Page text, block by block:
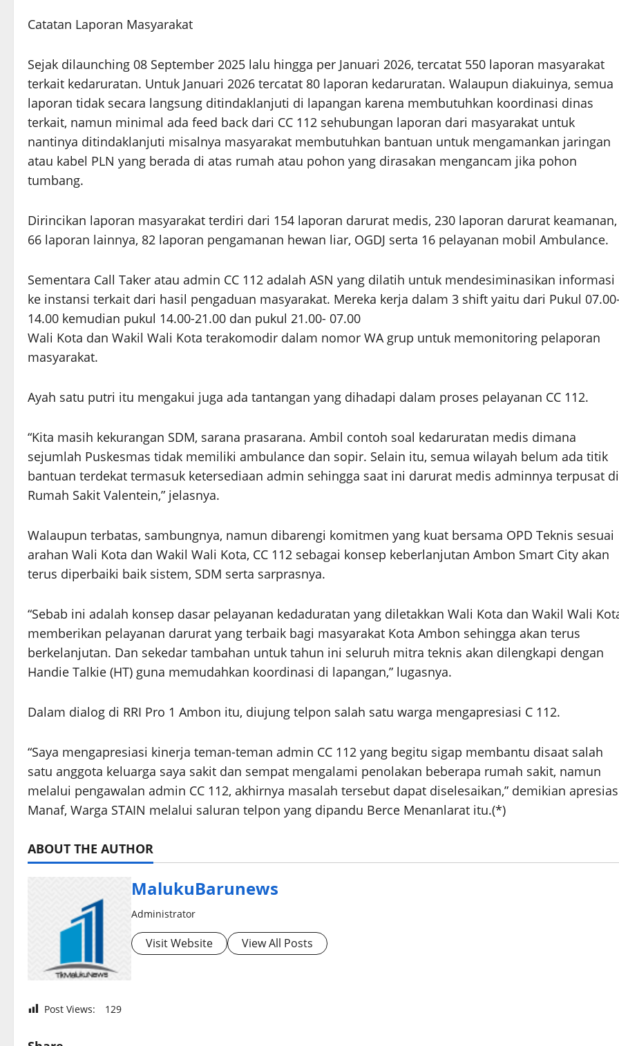
Catatan Laporan Masyarakat
Sejak dilaunching 08 September 2025 lalu hingga per Januari 2026, tercatat 550 laporan masyarakat
terkait kedaruratan. Untuk Januari 2026 tercatat 80 laporan kedaruratan. Walaupun diakuinya, semua
laporan tidak secara langsung ditindaklanjuti di lapangan karena membutuhkan koordinasi dinas
terkait, namun minimal ada feed back dari CC 112 sehubungan laporan dari masyarakat untuk
nantinya ditindaklanjuti misalnya masyarakat membutuhkan bantuan untuk mengamankan jaringan
atau kabel PLN yang berada di atas rumah atau pohon yang dirasakan mengancam jika pohon
tumbang.
Dirincikan laporan masyarakat terdiri dari 154 laporan darurat medis, 230 laporan darurat keamanan,
66 laporan lainnya, 82 laporan pengamanan hewan liar, OGDJ serta 16 pelayanan mobil Ambulance.
Sementara Call Taker atau admin CC 112 adalah ASN yang dilatih untuk mendesiminasikan informasi
ke instansi terkait dari hasil pengaduan masyarakat. Mereka kerja dalam 3 shift yaitu dari Pukul
14.00 kemudian pukul 14.00-21.00 dan pukul 21.00- 07.00
Wali Kota dan Wakil Wali Kota terakomodir dalam nomor WA grup untuk memonitoring pelaporan
masyarakat.
Ayah satu putri itu mengakui juga ada tantangan yang dihadapi dalam proses pelayanan CC 112.
“Kita masih kekurangan SDM, sarana prasarana. Ambil contoh soal kedaruratan medis dimana
sejumlah Puskesmas tidak memiliki ambulance dan sopir. Selain itu, semua wilayah belum ada titik
bantuan terdekat termasuk ketersediaan admin sehingga saat ini darurat medis adminnya terpusat di
Rumah Sakit Valentein,” jelasnya.
Walaupun terbatas, sambungnya, namun dibarengi komitmen yang kuat bersama OPD Teknis sesuai
arahan Wali Kota dan Wakil Wali Kota, CC 112 sebagai konsep keberlanjutan Ambon Smart City akan
terus diperbaiki baik sistem, SDM serta sarprasnya.
“Sebab ini adalah konsep dasar pelayanan kedaduratan yang diletakkan Wali Kota dan Wakil Wali
memberikan pelayanan darurat yang terbaik bagi masyarakat Kota Ambon sehingga akan terus
berkelanjutan. Dan sekedar tambahan untuk tahun ini seluruh mitra teknis akan dilengkapi dengan
Handie Talkie (HT) guna memudahkan koordinasi di lapangan,” lugasnya.
Dalam dialog di RRI Pro 1 Ambon itu, diujung telpon salah satu warga mengapresiasi C 112.
“Saya mengapresiasi kinerja teman-teman admin CC 112 yang begitu sigap membantu disaat salah
satu anggota keluarga saya sakit dan sempat mengalami penolakan beberapa rumah sakit, namun
melalui pengawalan admin CC 112, akhirnya masalah tersebut dapat diselesaikan,” demikian
Manaf, Warga STAIN melalui saluran telpon yang dipandu Berce Menanlarat itu.(*)
ABOUT THE AUTHOR
MalukuBarunews
Administrator
Visit Website View All Posts
Post Views: 129